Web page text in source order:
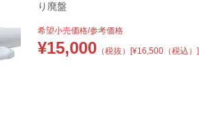
り廃盤
希望小売価格/参考価格
¥15,000 （税抜） [¥16,500（税込）]